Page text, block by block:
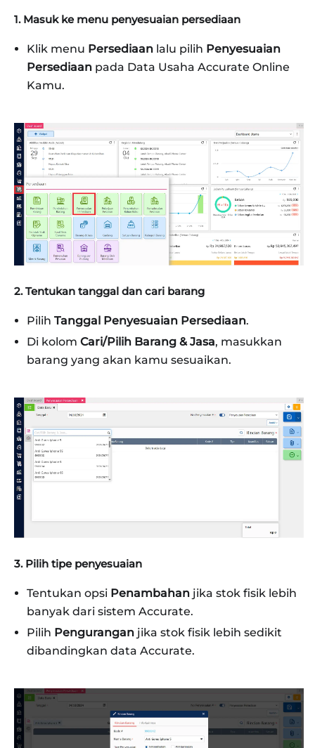
1. Masuk ke menu penyesuaian persediaan
Klik menu Persediaan lalu pilih Penyesuaian
Persediaan pada Data Usaha Accurate Online
Kamu.
2. Tentukan tanggal dan cari barang
Pilih Tanggal Penyesuaian Persediaan.
Di kolom Cari/Pilih Barang & Jasa, masukkan
barang yang akan kamu sesuaikan.
3. Pilih tipe penyesuaian
Tentukan opsi Penambahan jika stok fisik lebih
banyak dari sistem Accurate.
Pilih Pengurangan jika stok fisik lebih sedikit
dibandingkan data Accurate.